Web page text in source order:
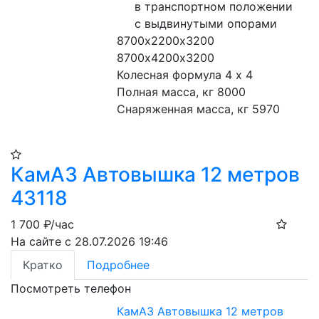
     в транспортном положении
     с выдвинутыми опорами
8700х2200х3200
8700х4200х3200
Колесная формула 4 х 4
Полная масса, кг 8000
Снаряженная масса, кг 5970
КамАЗ Автовышка 12 метров
43118
1 700 ₽/час
На сайте с 28.07.2026 19:46
Кратко
Подробнее
Посмотреть телефон
КамАЗ Автовышка 12 метров